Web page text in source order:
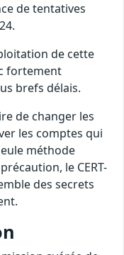
de tentatives
de cette
fortement
brefs délais.
de changer les
les comptes qui
méthode
le CERT-
des secrets